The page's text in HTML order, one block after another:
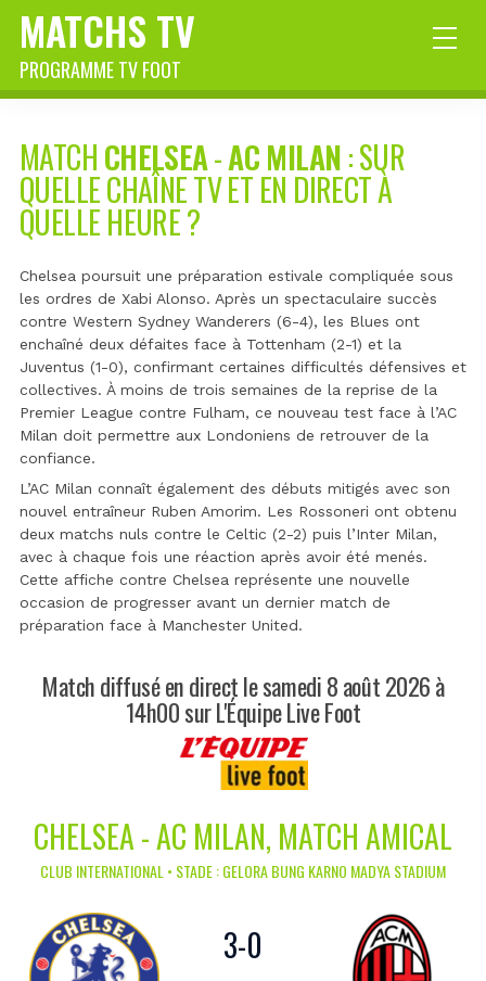
MATCHS TV
PROGRAMME TV FOOT
MATCHCHELSEA-AC MILAN: SUR
QUELLE CHAÎNE TV ET EN DIRECT À
QUELLE HEURE ?
Chelsea poursuit une préparation estivale compliquée sous
les ordres de Xabi Alonso. Après un spectaculaire succès
contre Western Sydney Wanderers (6-4), les Blues ont
enchaîné deux défaites face à Tottenham (2-1) et la
Juventus (1-0), confirmant certaines difficultés défensives et
collectives. À moins de trois semaines de la reprise de la
Premier League contre Fulham, ce nouveau test face à l’AC
Milan doit permettre aux Londoniens de retrouver de la
confiance.
L’AC Milan connaît également des débuts mitigés avec son
nouvel entraîneur Ruben Amorim. Les Rossoneri ont obtenu
deux matchs nuls contre le Celtic (2-2) puis l’Inter Milan,
avec à chaque fois une réaction après avoir été menés.
Cette affiche contre Chelsea représente une nouvelle
occasion de progresser avant un dernier match de
préparation face à Manchester United.
Match diffusé en direct le samedi 8 août 2026 à
14h00 sur L'Équipe Live Foot
CHELSEA - AC MILAN, MATCH AMICAL
CLUB INTERNATIONAL • STADE : GELORA BUNG KARNO MADYA STADIUM
3-0